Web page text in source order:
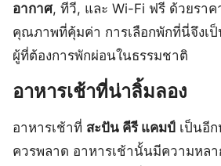
อากาศ, ทีวี, และ Wi-Fi ฟรี ด้วยราค
คุณภาพที่คุ้มค่า การเลือกพักที่นี่จึงเป็
ผู้ที่ต้องการพักผ่อนในธรรมชาติ
อาหารเช้าที่น่าลิ้มลอง
อาหารเช้าที่ สะปัน คีรี แคมป์ เป็นอี
ควรพลาด อาหารเช้านั้นมีความหล